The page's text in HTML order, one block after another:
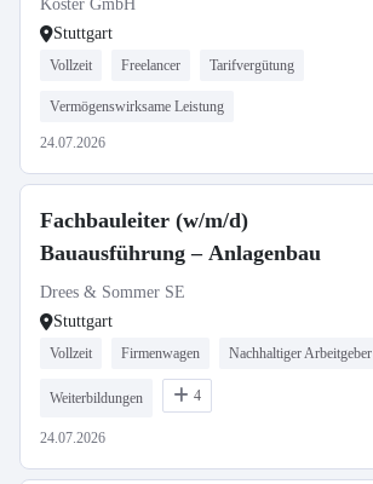
Köster GmbH
Stuttgart
Vollzeit Freelancer Tarifvergütung
Vermögenswirksame Leistung
24.07.2026
Fachbauleiter (w/m/d)
Bauausführung – Anlagenbau
Drees & Sommer SE
Stuttgart
Vollzeit Firmenwagen Nachhaltiger Arbeitgeber
Weiterbildungen 4
24.07.2026